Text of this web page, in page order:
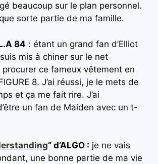
beaucoup sur le plan personnel.
sorte partie de ma famille.
84 : étant un grand fan d’Elliot
mis à chiner sur le net
ce fameux vêtement en
8. J’ai réussi, je le mets de
et ça me fait rire. J’ai
un fan de Maiden avec un t-
” d’ALGO : je ne vais
une bonne partie de ma vie